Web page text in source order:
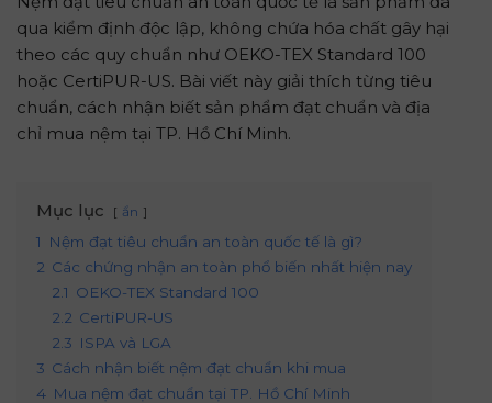
qua kiểm định độc lập, không chứa hóa chất gây hại
theo các quy chuẩn như OEKO-TEX Standard 100
hoặc CertiPUR-US. Bài viết này giải thích từng tiêu
chuẩn, cách nhận biết sản phẩm đạt chuẩn và địa
chỉ mua nệm tại TP. Hồ Chí Minh.
Mục lục ẩn
1
Nệm đạt tiêu chuẩn an toàn quốc tế là gì?
2 Các chứng nhận an toàn phổ biến nhất hiện nay
2.1 OEKO-TEX Standard 100
2.2 CertiPUR-US
2.3 ISPA và LGA
3 Cách nhận biết nệm đạt chuẩn khi mua
4 Mua nệm đạt chuẩn tại TP. Hồ Chí Minh